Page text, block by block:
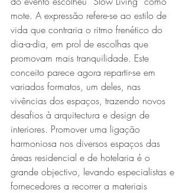
mote. A expressão refere-se ao estilo de
vida que contraria o ritmo frenético do
dia-a-dia, em prol de escolhas que
promovam mais tranquilidade. Este
conceito parece agora repartir-se em
variados formatos, um deles, nas
vivências dos espaços, trazendo novos
desafios à arquitectura e design de
interiores. Promover uma ligação
harmoniosa nos diversos espaços das
áreas residencial e de hotelaria é o
grande objectivo, levando especialistas e
fornecedores a recorrer a materiais